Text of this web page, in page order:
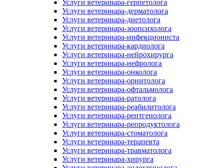
Услуги ветеринара-герпетолога
Услуги ветеринара-дерматолога
Услуги ветеринара-диетолога
Услуги ветеринара-зоопсихолога
Услуги ветеринара-инфекциониста
Услуги ветеринара-кардиолога
Услуги ветеринара-нейрохирурга
Услуги ветеринара-нефролога
Услуги ветеринара-онколога
Услуги ветеринара-орнитолога
Услуги ветеринара-офтальмолога
Услуги ветеринара-ратолога
Услуги ветеринара-реабилитолога
Услуги ветеринара-рентгенолога
Услуги ветеринара-репродуктолога
Услуги ветеринара-стоматолога
Услуги ветеринара-терапевта
Услуги ветеринара-травматолога
Услуги ветеринара-хирурга